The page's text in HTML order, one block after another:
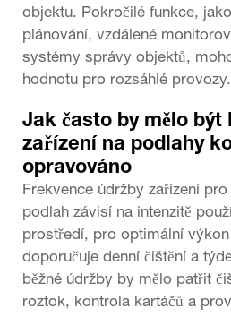
objektu. Pokročilé funkce,
plánování, vzdálené
systémy správy objektů,
hodnotu pro rozsáhlé provozy.
Jak často by mělo
zařízení na podlahy
opravováno
Frekvence údržby zařízení
podlah závisí na intenzitě
prostředí, pro optimální
doporučuje denní čištění a
běžné údržby by mělo patřit
roztok, kontrola kartáčů a